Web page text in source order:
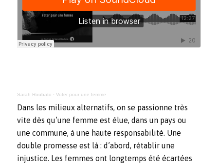
Sarah Roubato · Voter pour une femme
Dans les milieux alternatifs, on se passionne très
vite dès qu’une femme est élue, dans un pays ou
une commune, à une haute responsabilité. Une
double promesse est là : d’abord, rétablir une
injustice. Les femmes ont longtemps été écartées